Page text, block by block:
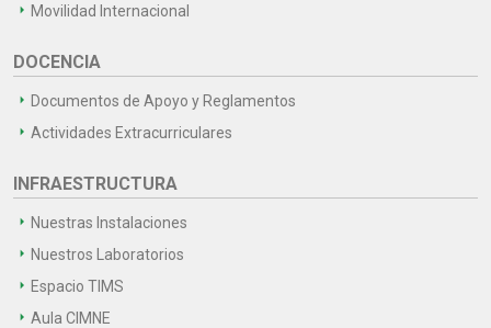
Movilidad Internacional
DOCENCIA
Documentos de Apoyo y Reglamentos
Actividades Extracurriculares
INFRAESTRUCTURA
Nuestras Instalaciones
Nuestros Laboratorios
Espacio TIMS
Aula CIMNE